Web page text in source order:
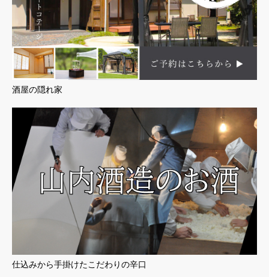
酒屋の隠れ家
仕込みから手掛けたこだわりの辛口